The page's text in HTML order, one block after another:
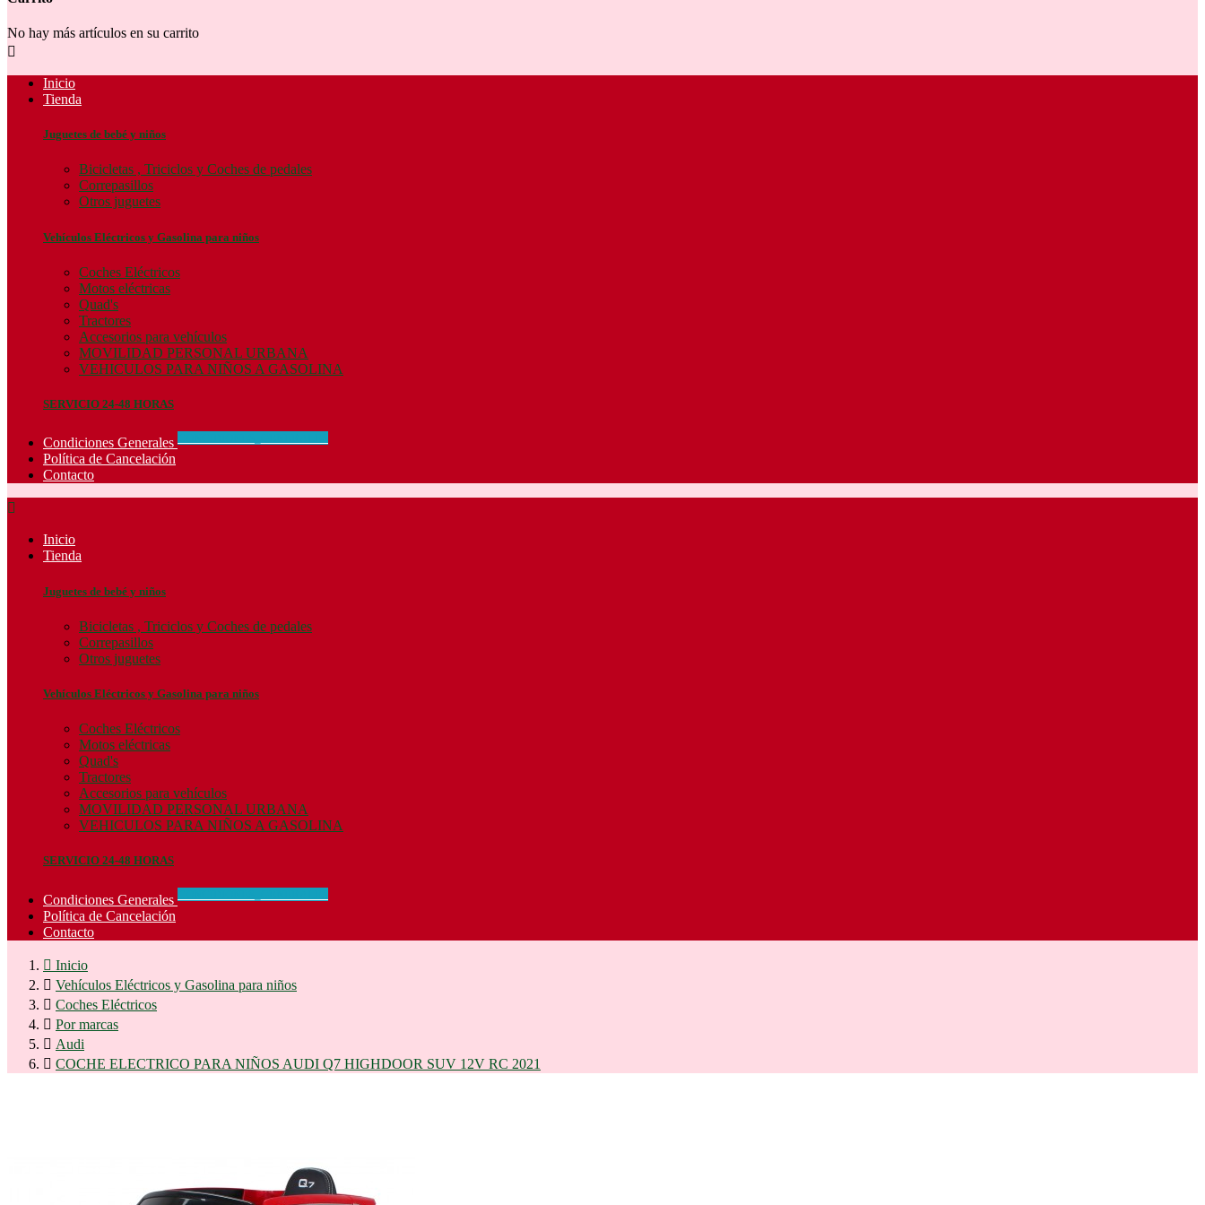
No hay más artículos en su carrito

Inicio
Tienda
Juguetes de bebé y niños
Bicicletas , Triciclos y Coches de pedales
Correpasillos
Otros juguetes
Vehículos Eléctricos y Gasolina para niños
Coches Eléctricos
Motos eléctricas
Quad's
Tractores
Accesorios para vehículos
MOVILIDAD PERSONAL URBANA
VEHICULOS PARA NIÑOS A GASOLINA
SERVICIO 24-48 HORAS
Condiciones Generales
Política de Cancelación
Contacto

Inicio
Tienda
Juguetes de bebé y niños
Bicicletas , Triciclos y Coches de pedales
Correpasillos
Otros juguetes
Vehículos Eléctricos y Gasolina para niños
Coches Eléctricos
Motos eléctricas
Quad's
Tractores
Accesorios para vehículos
MOVILIDAD PERSONAL URBANA
VEHICULOS PARA NIÑOS A GASOLINA
SERVICIO 24-48 HORAS
Condiciones Generales
Política de Cancelación
Contacto
 Inicio
 Vehículos Eléctricos y Gasolina para niños
 Coches Eléctricos
 Por marcas
 Audi
 COCHE ELECTRICO PARA NIÑOS AUDI Q7 HIGHDOOR SUV 12V RC 2021